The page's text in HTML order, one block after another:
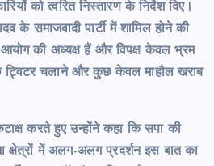
को त्वरित निस्तारण के निर्देश दिए।
के समाजवादी पार्टी में शामिल होने की
आयोग की अध्यक्ष हैं और विपक्ष केवल भ्रम
ट्विटर चलाने और कुछ केवल माहौल खराब
करते हुए उन्होंने कहा कि सपा की
में अलग-अलग प्रदर्शन इस बात का